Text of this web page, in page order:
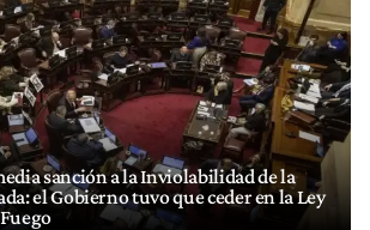
sanción a la Inviolabilidad de la
el Gobierno tuvo que ceder en la Ley